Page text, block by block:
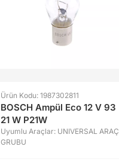
Ürün Kodu: 1987302811
BOSCH Ampül Eco 12 V 93
21 W P21W
Uyumlu Araçlar: UNIVERSAL ARAÇ
GRUBU